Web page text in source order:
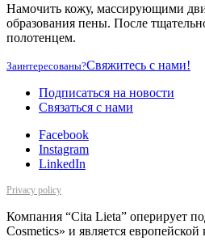
Намочить кожу, массирующими
образования пены. После
полотенцем.
Заинтересованы?Свяжитесь с нами!
Подписаться на новости
Cвязаться с нами
Facebook
Instagram
LinkedIn
Privacy policy
Компания “Cita Lieta” оперирует
Cosmetics» и является